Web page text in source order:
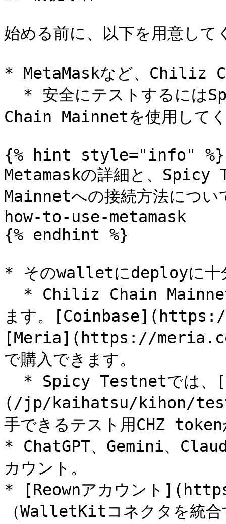
始める前に、以下を用意して
* MetaMaskなど、Chiliz
Chain Mainnetを使用して
{% hint style="info" %}
Metamaskの詳細と、
Mainnetへの接続方法につ
how-to-use-metamask
{% endhint %}
* そのwalletにdeployに十
ます。
[Meria](https://
で購入できます。
(/jp/kaihatsu/kihon/
手できるテスト用CHZ token
* ChatGPT、Gemini、
カウント。
* [Reownアカウント
（WalletKitコネクタを統合